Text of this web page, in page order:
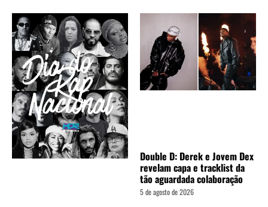
Double D: Derek e Jovem Dex
revelam capa e tracklist da
tão aguardada colaboração
5 de agosto de 2026